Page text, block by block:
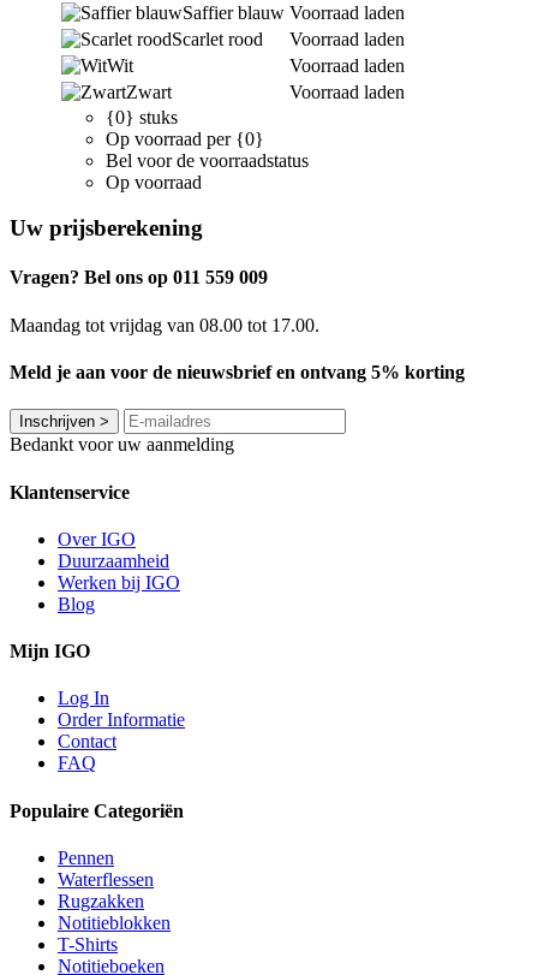
Saffier blauw Voorraad laden
Scarlet rood
Voorraad laden
Wit
Voorraad laden
Zwart
Voorraad laden
{0} stuks
Op voorraad per {0}
Bel voor de voorraadstatus
Op voorraad
Uw prijsberekening
Vragen? Bel ons op 011 559 009
Maandag tot vrijdag van 08.00 tot 17.00.
Meld je aan voor de nieuwsbrief en ontvang 5% korting
Inschrijven >
Bedankt voor uw aanmelding
Klantenservice
Over IGO
Duurzaamheid
Werken bij IGO
Blog
Mijn IGO
Log In
Order Informatie
Contact
FAQ
Populaire Categoriën
Pennen
Waterflessen
Rugzakken
Notitieblokken
T-Shirts
Notitieboeken